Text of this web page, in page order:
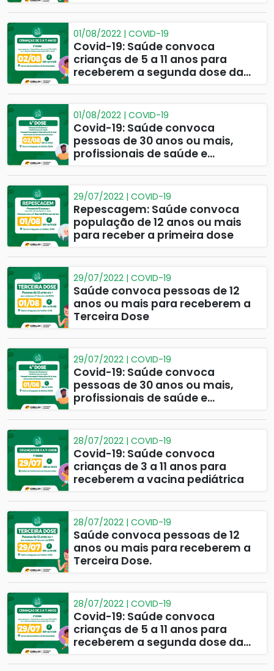
01/08/2022 | COVID-19
Covid-19: Saúde convoca
crianças de 5 a 11 anos para
receberem a segunda dose da
01/08/2022 | COVID-19
Covid-19: Saúde convoca
pessoas de 30 anos ou mais,
profissionais de saúde e
receberem a 4ª dose
29/07/2022 | COVID-19
Repescagem: Saúde convoca
população de 12 anos ou mais
para receber a primeira dose
29/07/2022 | COVID-19
Saúde convoca pessoas de 12
anos ou mais para receberem a
Terceira Dose
29/07/2022 | COVID-19
Covid-19: Saúde convoca
pessoas de 30 anos ou mais,
profissionais de saúde e
receberem a 4ª dose
28/07/2022 | COVID-19
Covid-19: Saúde convoca
crianças de 3 a 11 anos para
receberem a vacina pediátrica
28/07/2022 | COVID-19
Saúde convoca pessoas de 12
anos ou mais para receberem a
Terceira Dose.
28/07/2022 | COVID-19
Covid-19: Saúde convoca
crianças de 5 a 11 anos para
receberem a segunda dose da